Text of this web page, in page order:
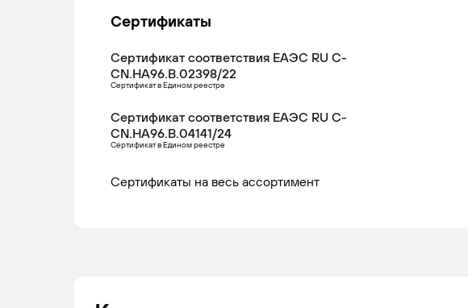
Сертификаты
Сертификат соответствия ЕАЭС RU С-
CN.НА96.В.02398/22
Сертификат в Едином реестре
Сертификат соответствия ЕАЭС RU С-
CN.НА96.В.04141/24
Сертификат в Едином реестре
Сертификаты на весь ассортимент